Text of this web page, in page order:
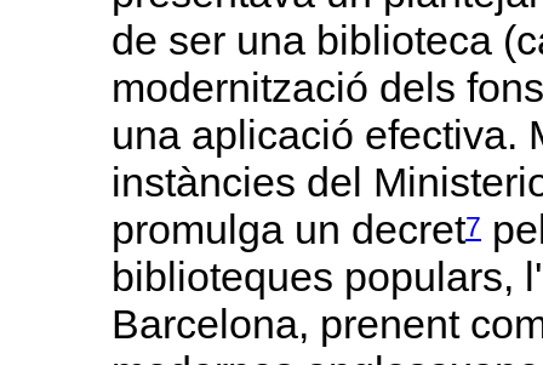
de ser una biblioteca
modernització dels
una aplicació efectiva.
instàncies del
promulga un decret7
biblioteques populars,
Barcelona, prenent